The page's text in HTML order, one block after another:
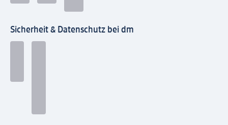
Sicherheit & Datenschutz bei dm